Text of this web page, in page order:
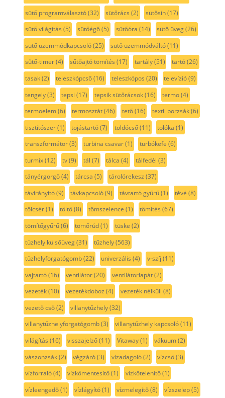
sütő programválasztó(32) sütőrács (2) sütősín(17)
sütő világítás (5) sütőégő(5) sütőóra (14) sütő üveg(26)
sütő üzemmódkapcsoló(25) sütő üzemmódváltó(11)
sűtő-timer(4) sűtőajtó tömítés (17) tartály(51) tartó(26)
tasak(2) teleszkópcső(16) teleszkópos (20) televízió(9)
tengely(3) tepsi (17) tepsik sütőrácsok(16) termo(4)
termoelem(6) termosztát(46) tető(16) textil porzsák(6)
tisztítószer(1) tojástartó(7) toldócső(11) tolóka (1)
transzformátor(3) turbina csavar(1) turbókefe (6)
turmix(12) tv(9) tál (7) tálca (4) tálfedél (3)
tányérgörgő(4) tárcsa (5) tárolórekesz (37)
távirányító(9) távkapcsoló(9) távtartó gyűrű(1) tévé (8)
tölcsér(1) töltő(8) tömszelence (1) tömítés (67)
tömítőgyűrű(6) tömőrúd(1) tüske (2)
tüzhely külsőüveg(31) tűzhely(563)
tűzhelyforgatógomb(22) univerzális (4) v-szíj (11)
vajtartó(16) ventilátor(20) ventilátorlapát(2)
vezeték(10) vezetékdoboz (4) vezeték nélküli (8)
vezető cső(2) villanytűzhely(32)
villanytűzhelyforgatógomb(3) villanytűzhely kapcsoló(11)
világítás (16) visszajelző(11) Vitaway(1) vákuum(2)
vászonzsák(2) végzáró(3) vízadagoló(2) vízcső(3)
vízforraló(4) vízkőmentesítő(1) vízkőtelenítő(1)
vízleengedő(1) vízlágyító(1) vízmelegítő(8) vízszelep(5)